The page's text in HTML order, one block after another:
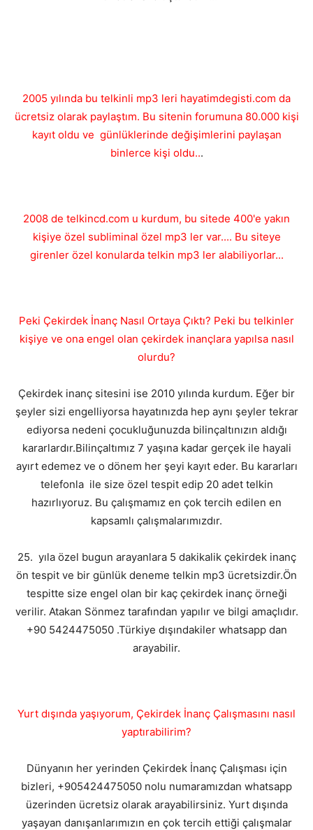
2005 yılında bu telkinli mp3 leri hayatimdegisti.com da
ücretsiz olarak paylaştım. Bu sitenin forumuna 80.000 kişi
kayıt oldu ve günlüklerinde değişimlerini paylaşan
binlerce kişi oldu...
2008 de telkincd.com u kurdum, bu sitede 400'e yakın
kişiye özel subliminal özel mp3 ler var.... Bu siteye
girenler özel konularda telkin mp3 ler alabiliyorlar...
Peki Çekirdek İnanç Nasıl Ortaya Çıktı? Peki bu telkinler
kişiye ve ona engel olan çekirdek inançlara yapılsa nasıl
olurdu?
Çekirdek inanç sitesini ise 2010 yılında kurdum. Eğer bir
şeyler sizi engelliyorsa hayatınızda hep aynı şeyler tekrar
ediyorsa nedeni çocukluğunuzda bilinçaltınızın aldığı
kararlardır.Bilinçaltımız 7 yaşına kadar gerçek ile hayali
ayırt edemez ve o dönem her şeyi kayıt eder. Bu kararları
telefonla ile size özel tespit edip 20 adet telkin
hazırlıyoruz. Bu çalışmamız en çok tercih edilen en
kapsamlı çalışmalarımızdır.
25. yıla özel bugun arayanlara 5 dakikalik çekirdek inanç
ön tespit ve bir günlük deneme telkin mp3 ücretsizdir.Ön
tespitte size engel olan bir kaç çekirdek inanç örneği
verilir. Atakan Sönmez tarafından yapılır ve bilgi amaçlıdır.
+90 5424475050 .Türkiye dışındakiler whatsapp dan
arayabilir.
Yurt dışında yaşıyorum, Çekirdek İnanç Çalışmasını nasıl
yaptırabilirim?
Dünyanın her yerinden Çekirdek İnanç Çalışması için
bizleri, +905424475050 nolu numaramızdan whatsapp
üzerinden ücretsiz olarak arayabilirsiniz. Yurt dışında
yaşayan danışanlarımızın en çok tercih ettiği çalışmalar